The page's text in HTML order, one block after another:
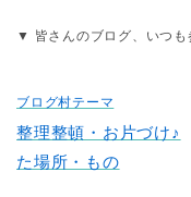
▼ 皆さんのブログ、いつも
ブログ村テーマ
整理整頓・お片づけ♪
た場所・もの